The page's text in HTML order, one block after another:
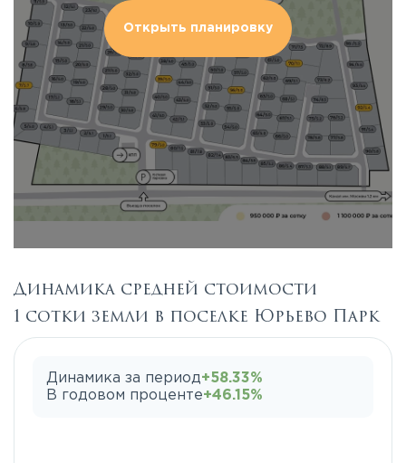
Открыть планировку
Динамика средней стоимости
1 сотки земли в поселке Юрьево Парк
Динамика за период+58.33%
В годовом проценте+46.15%